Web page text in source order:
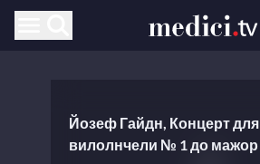
Йозеф Гайдн, Концерт для
вилолнчели № 1 до мажор